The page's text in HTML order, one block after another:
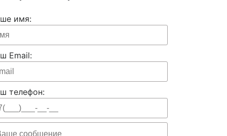
имя:
Email:
телефон: